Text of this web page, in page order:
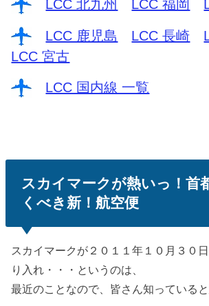
LCC 北九州 LCC 福岡
LCC 鹿児島 LCC 長崎
LCC 宮古
LCC 国内線 一覧
スカイマークが熱いっ！首
くべき新！航空便
スカイマークが２０１１年１０月３０
り入れ・・・というのは、
最近のことなので、皆さん知っていると